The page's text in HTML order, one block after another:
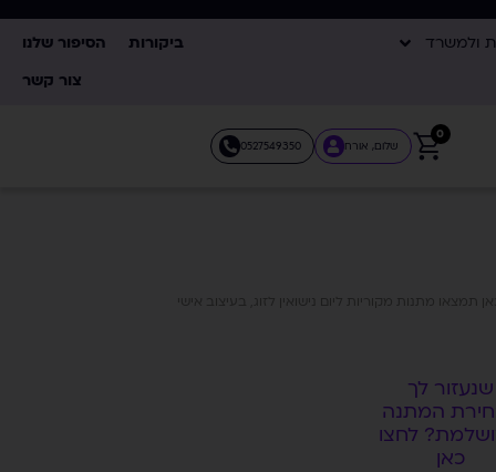
ולמשרד ביקורות
הסיפור שלנו
צור קשר
0
שלום, אורח 0527549350
מתנות מקוריות ליום נישואין לזוג, בעיצוב אישי
שנעזור לך
המתנה
לחצו
כאן